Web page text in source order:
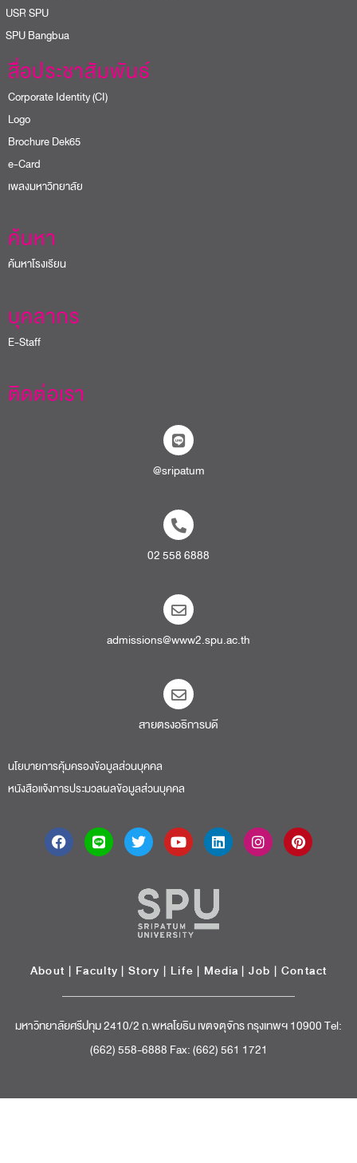
SPU
Bangbua
สื่อประชาสัมพันธ์
Corporate Identity (CI)
Logo
Brochure Dek65
e-Card
เพลงมหาวิทยาลัย
ค้นหา
ค้นหาโรงเรียน
บุคลากร
E-Staff
ติดต่อเรา
@sripatum
02 558 6888
admissions@www2.spu.ac.th
สายตรงอธิการบดี​
นโยบายการคุ้มครองข้อมูลส่วนบุคคล
หนังสือแจ้งการประมวลผลข้อมูลส่วนบุคคล
About | Faculty | Story | Life | Media |Job | Contact
มหาวิทยาลัยศรีปทุม 2410/2 ถ.พหลโยธิน เขตจตุจักร กรุงเทพฯ 10900 Tel:
(662) 558-6888 Fax: (662) 561 1721